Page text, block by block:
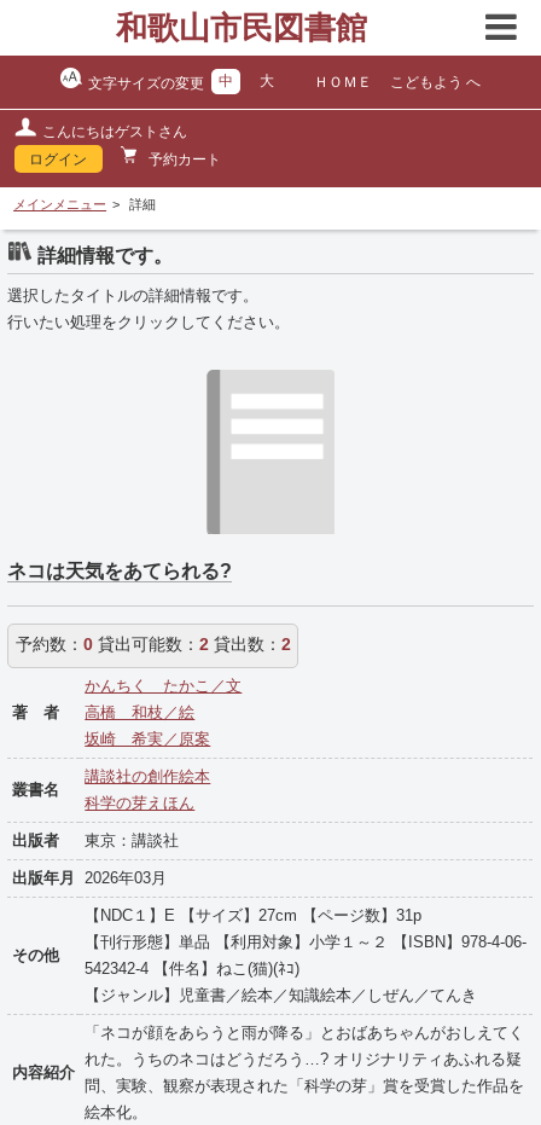
和歌山市民図書館
文字サイズの変更 中 大 ＨＯＭＥ こどもよう へ
こんにちはゲストさん
ログイン
予約カート
メインメニュー 詳細
詳細情報です。
選択したタイトルの詳細情報です。
行いたい処理をクリックしてください。
ネコは天気をあてられる?
予約数： 0貸出可能数： 2貸出数： 2
著 者
かんちく たかこ／文
高橋 和枝／絵
坂崎 希実／原案
叢書名
講談社の創作絵本
科学の芽えほん
出版者 東京：講談社
出版年月 2026年03月
その他
【NDC１】E 【サイズ】27cm 【ページ数】31p
【刊行形態】単品 【利用対象】小学１～２ 【ISBN】978-4-06-
542342-4 【件名】ねこ(猫)(ﾈｺ)
【ジャンル】児童書／絵本／知識絵本／しぜん／てんき
内容紹介
「ネコが顔をあらうと雨が降る」とおばあちゃんがおしえてく
れた。うちのネコはどうだろう…? オリジナリティあふれる疑
問、実験、観察が表現された「科学の芽」賞を受賞した作品を
絵本化。